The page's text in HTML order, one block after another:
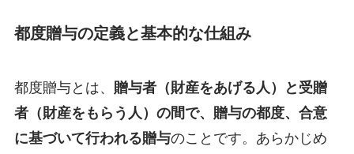
都度贈与の定義と基本的な仕組み
都度贈与とは、 贈与者（財産をあげる人）と受贈
者（財産をもらう人）の間で、贈与の都度、合意
に基づいて行われる贈与のことです。あらかじめ